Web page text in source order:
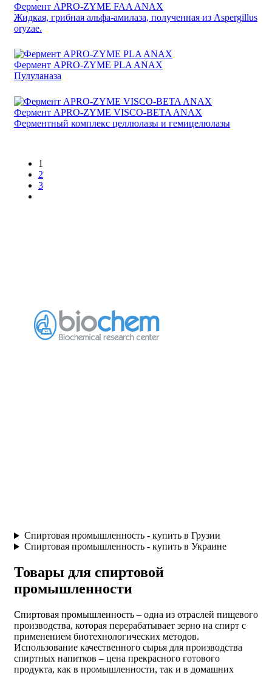
Фермент APRO-ZYME FAA ANAX
Жидкая, грибная альфа-амилаза, полученная из Aspergillus
oryzae.
Фермент APRO-ZYME PLA ANAX
Пулуланаза
Фермент APRO-ZYME VISCO-BETA ANAX
Ферментный комплекс целлюлазы и гемицелюлазы
1
2
3
Спиртовая промышленность - купить в Грузии
Спиртовая промышленность - купить в Украине
Товары для спиртовой
промышленности
Спиртовая промышленность – одна из отраслей пищевого
производства, которая перерабатывает зерно на спирт с
применением биотехнологических методов.
Использование качественного сырья для производства
спиртных напитков – цена прекрасного готового
продукта, как в промышленности, так и в домашних